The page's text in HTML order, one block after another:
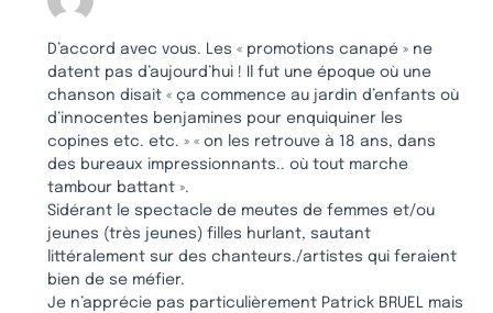
D’accord avec vous. Les « promotions canapé » ne
datent pas d’aujourd’hui ! Il fut une époque où une
chanson disait « ça commence au jardin d’enfants où
d’innocentes benjamines pour enquiquiner les
copines etc. etc. » « on les retrouve à 18 ans, dans
des bureaux impressionnants.. où tout marche
tambour battant ».
Sidérant le spectacle de meutes de femmes et/ou
jeunes (très jeunes) filles hurlant, sautant
littéralement sur des chanteurs./artistes qui feraient
bien de se méfier.
Je n’apprécie pas particulièrement Patrick BRUEL mais